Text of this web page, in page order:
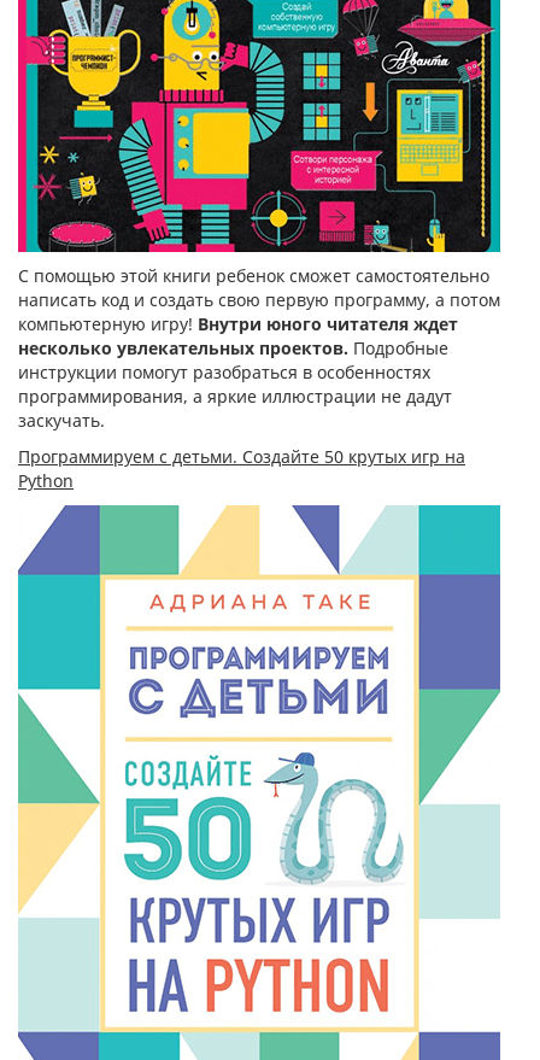
С помощью этой книги ребенок сможет самостоятельно
написать код и создать свою первую программу, а потом
компьютерную игру! Внутри юного читателя ждет
несколько увлекательных проектов. Подробные
инструкции помогут разобраться в особенностях
программирования, а яркие иллюстрации не дадут
заскучать.
Программируем с детьми. Создайте 50 крутых игр на
Python